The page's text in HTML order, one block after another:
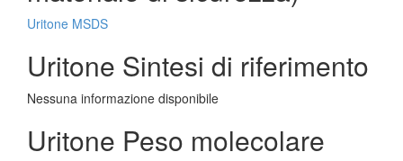
Uritone MSDS
Uritone Sintesi di riferimento
Nessuna informazione disponibile
Uritone Peso molecolare